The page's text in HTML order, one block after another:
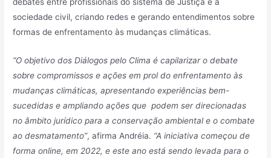
sociedade civil, criando redes e gerando entendimentos sobre
formas de enfrentamento às mudanças climáticas.
“O objetivo dos Diálogos pelo Clima é capilarizar o debate
sobre compromissos e ações em prol do enfrentamento às
mudanças climáticas, apresentando experiências bem-
sucedidas e ampliando ações que podem ser direcionadas
no âmbito jurídico para a conservação ambiental e o combate
ao desmatamento”, afirma Andréia. “A iniciativa começou de
forma online, em 2022, e este ano está sendo levada para o